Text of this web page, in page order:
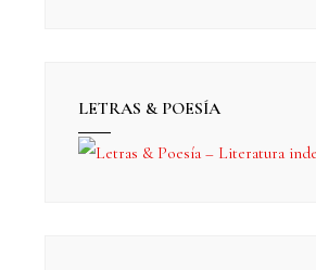
LETRAS & POESÍA